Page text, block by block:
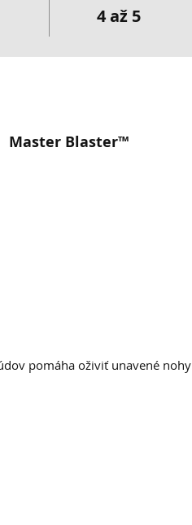
4 až 5
Master Blaster™
pomáha oživiť unavené nohy